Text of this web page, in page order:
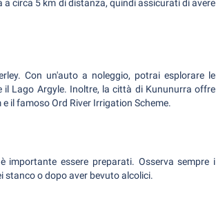
circa 5 km di distanza, quindi assicurati di avere
Con un'auto a noleggio, potrai esplorare le
il Lago Argyle. Inoltre, la città di Kununurra offre
il famoso Ord River Irrigation Scheme.
importante essere preparati. Osserva sempre i
stanco o dopo aver bevuto alcolici.